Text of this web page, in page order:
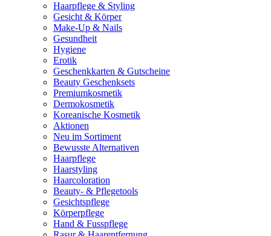
Haarpflege & Styling
Gesicht & Körper
Make-Up & Nails
Gesundheit
Hygiene
Erotik
Geschenkkarten & Gutscheine
Beauty Geschenksets
Premiumkosmetik
Dermokosmetik
Koreanische Kosmetik
Aktionen
Neu im Sortiment
Bewusste Alternativen
Haarpflege
Haarstyling
Haarcoloration
Beauty- & Pflegetools
Gesichtspflege
Körperpflege
Hand & Fusspflege